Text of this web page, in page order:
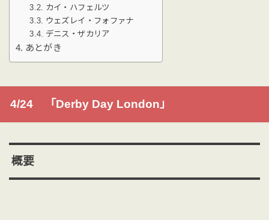
カイ・ハフェルツ
ウェズレイ・フォファナ
デニス・ザカリア
あとがき
4/24 「Derby Day London」
概要